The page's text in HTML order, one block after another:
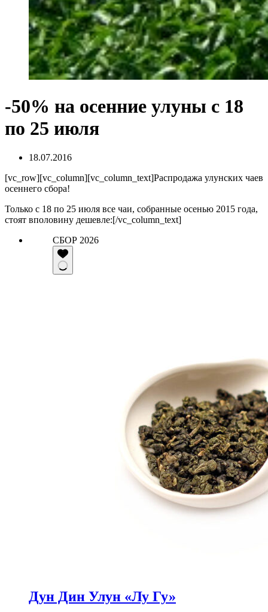
-50% на осенние улуны с 18
по 25 июля
18.07.2016
[vc_row][vc_column][vc_column_text]Распродажа улунских чаев
осеннего сбора!
Только с 18 по 25 июля все чаи, собранные осенью 2015 года,
стоят вполовину дешевле:[/vc_column_text]
СБОР 2026
Дун Дин Улун «Лу Гу»